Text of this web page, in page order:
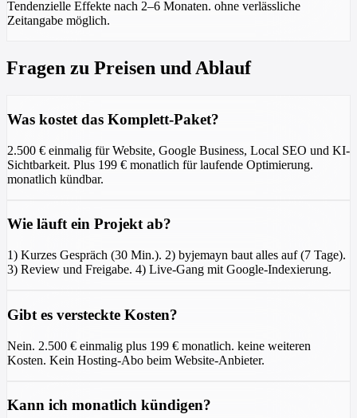
Tendenzielle Effekte nach 2–6 Monaten. ohne verlässliche
Zeitangabe möglich.
Fragen zu Preisen und Ablauf
Was kostet das Komplett-Paket?
2.500 € einmalig für Website, Google Business, Local SEO und KI-
Sichtbarkeit. Plus 199 € monatlich für laufende Optimierung.
monatlich kündbar.
Wie läuft ein Projekt ab?
1) Kurzes Gespräch (30 Min.). 2) byjemayn baut alles auf (7 Tage).
3) Review und Freigabe. 4) Live-Gang mit Google-Indexierung.
Gibt es versteckte Kosten?
Nein. 2.500 € einmalig plus 199 € monatlich. keine weiteren
Kosten. Kein Hosting-Abo beim Website-Anbieter.
Kann ich monatlich kündigen?